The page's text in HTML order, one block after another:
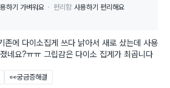
하기 가벼워요 편리함 사용하기 편리해요
존에 다이소집게 쓰다 낡아서 새로 샀는데 사용
네요?ㅠㅠ 그립감은 다이소 집게가 최곱니다
👀궁금증해결